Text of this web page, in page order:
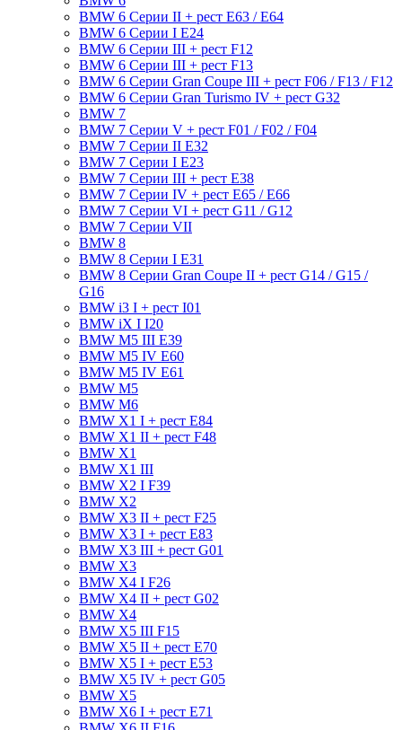
BMW 6 Серии II + рест E63 / E64
BMW 6 Серии I E24
BMW 6 Серии III + рест F12
BMW 6 Серии III + рест F13
BMW 6 Серии Gran Coupe III + рест F06 / F13 / F12
BMW 6 Серии Gran Turismo IV + рест G32
BMW 7
BMW 7 Серии V + рест F01 / F02 / F04
BMW 7 Серии II E32
BMW 7 Серии I E23
BMW 7 Серии III + рест E38
BMW 7 Серии IV + рест E65 / E66
BMW 7 Серии VI + рест G11 / G12
BMW 7 Серии VII
BMW 8
BMW 8 Серии I E31
BMW 8 Серии Gran Coupe II + рест G14 / G15 /
G16
BMW i3 I + рест I01
BMW iX I I20
BMW M5 III E39
BMW M5 IV E60
BMW M5 IV E61
BMW M5
BMW M6
BMW X1 I + рест E84
BMW X1 II + рест F48
BMW X1
BMW X1 III
BMW X2 I F39
BMW X2
BMW X3 II + рест F25
BMW X3 I + рест E83
BMW X3 III + рест G01
BMW X3
BMW X4 I F26
BMW X4 II + рест G02
BMW X4
BMW X5 III F15
BMW X5 II + рест E70
BMW X5 I + рест E53
BMW X5 IV + рест G05
BMW X5
BMW X6 I + рест E71